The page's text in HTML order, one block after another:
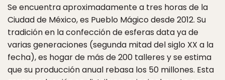
Se encuentra aproximadamente a tres horas de la
Ciudad de México, es Pueblo Mágico desde 2012. Su
tradición en la confección de esferas data ya de
varias generaciones (segunda mitad del siglo XX a la
fecha), es hogar de más de 200 talleres y se estima
que su producción anual rebasa los 50 millones. Esta